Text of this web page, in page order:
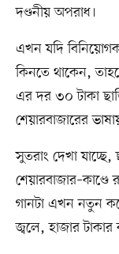
দণ্ডনীয় অপরাধ।
এখন যদি
কিনতে থাকেন,
এর দর ৩০ টাকা
শেয়ারবাজারের
সুতরাং দেখা
গানটা এখন নতুন
জ্বলে, হাজার